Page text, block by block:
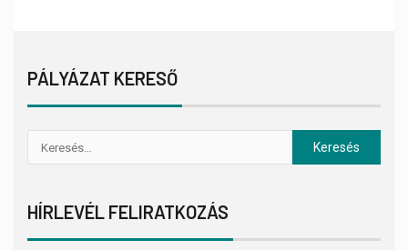
PÁLYÁZAT KERESŐ
HÍRLEVÉL FELIRATKOZÁS